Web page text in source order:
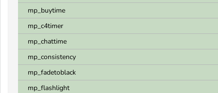
mp_buytime
mp_c4timer
mp_chattime
mp_consistency
mp_fadetoblack
mp_flashlight